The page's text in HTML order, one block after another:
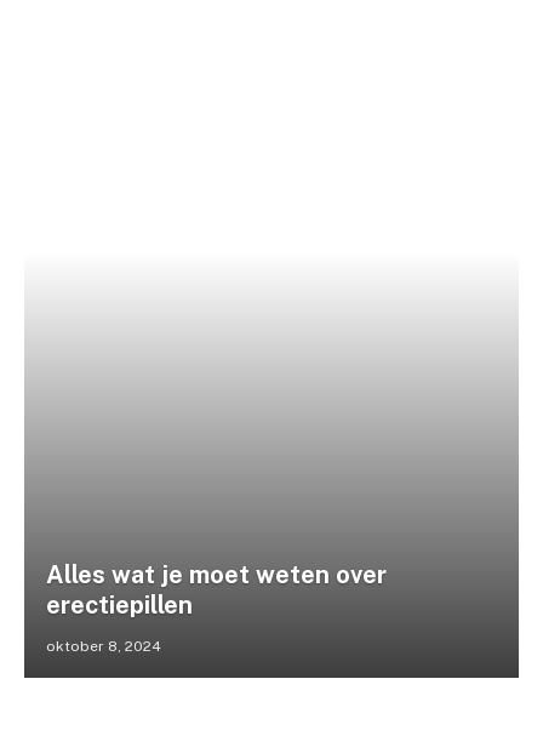
Alles wat je moet weten over
erectiepillen
oktober 8, 2024